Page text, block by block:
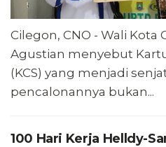
Cilegon, CNO - Wali Kota
Agustian menyebut
(KCS) yang menjadi
pencalonannya bukan...
100 Hari Kerja Helldy-